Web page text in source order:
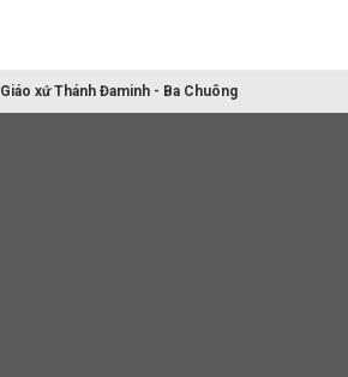
Giáo xứ Thánh Đaminh - Ba Chuông